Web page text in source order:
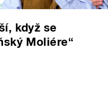
když se
Moliére“